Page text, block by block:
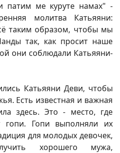
патим ме куруте намах" -
молитва Катьяяни:
таким образом, чтобы мы
так, как просит наше
они соблюдали Катьяяни-
Катьяяни Деви, чтобы
Есть известная и важная
здесь. Это - место, где
гопи. Гопи выполняли их
для молодых девочек,
хорошего мужа,